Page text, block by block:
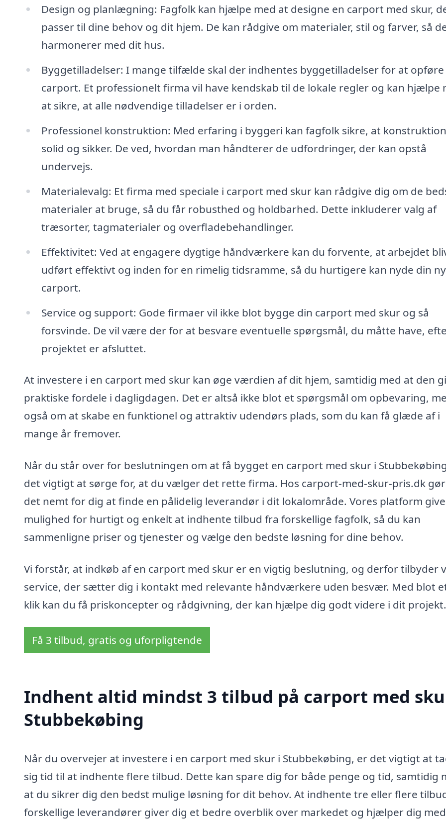
Design og planlægning: Fagfolk kan hjælpe med at designe en carport med skur,
passer til dine behov og dit hjem. De kan rådgive om materialer, stil og farver, så
harmonerer med dit hus.
Byggetilladelser: I mange tilfælde skal der indhentes byggetilladelser for at opføre
carport. Et professionelt firma vil have kendskab til de lokale regler og kan hjælpe
at sikre, at alle nødvendige tilladelser er i orden.
Professionel konstruktion: Med erfaring i byggeri kan fagfolk sikre, at
solid og sikker. De ved, hvordan man håndterer de udfordringer, der kan opstå
undervejs.
Materialevalg: Et firma med speciale i carport med skur kan rådgive dig om de
materialer at bruge, så du får robusthed og holdbarhed. Dette inkluderer valg af
træsorter, tagmaterialer og overfladebehandlinger.
Effektivitet: Ved at engagere dygtige håndværkere kan du forvente, at arbejdet
udført effektivt og inden for en rimelig tidsramme, så du hurtigere kan nyde din
carport.
Service og support: Gode firmaer vil ikke blot bygge din carport med skur og så
forsvinde. De vil være der for at besvare eventuelle spørgsmål, du måtte have,
projektet er afsluttet.
At investere i en carport med skur kan øge værdien af dit hjem, samtidig med at den
praktiske fordele i dagligdagen. Det er altså ikke blot et spørgsmål om opbevaring,
også om at skabe en funktionel og attraktiv udendørs plads, som du kan få glæde af i
mange år fremover.
Når du står over for beslutningen om at få bygget en carport med skur i
det vigtigt at sørge for, at du vælger det rette firma. Hos carport-med-skur-pris.dk
det nemt for dig at finde en pålidelig leverandør i dit lokalområde. Vores platform
mulighed for hurtigt og enkelt at indhente tilbud fra forskellige fagfolk, så du kan
sammenligne priser og tjenester og vælge den bedste løsning for dine behov.
Vi forstår, at indkøb af en carport med skur er en vigtig beslutning, og derfor tilbyder
service, der sætter dig i kontakt med relevante håndværkere uden besvær. Med blot
klik kan du få priskoncepter og rådgivning, der kan hjælpe dig godt videre i dit projekt.
Få 3 tilbud, gratis og uforpligtende
Indhent altid mindst 3 tilbud på carport med
Stubbekøbing
Når du overvejer at investere i en carport med skur i Stubbekøbing, er det vigtigt at
sig tid til at indhente flere tilbud. Dette kan spare dig for både penge og tid, samtidig
at du sikrer dig den bedst mulige løsning for dit behov. At indhente tre eller flere
forskellige leverandører giver dig et bedre overblik over markedet og hjælper dig